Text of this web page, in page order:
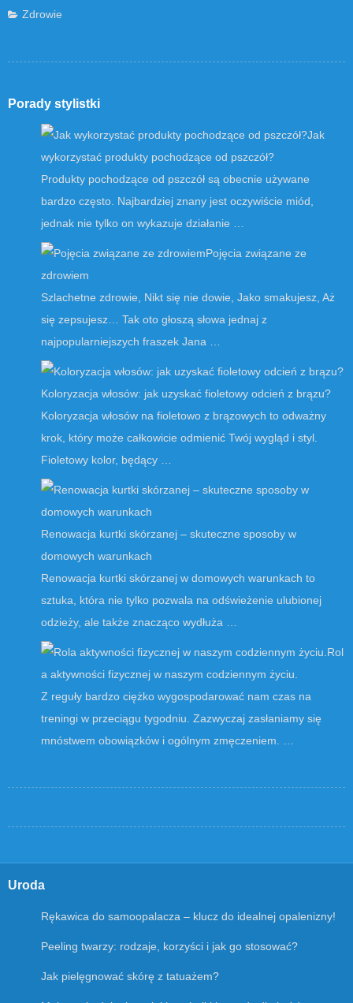
Zdrowie
Porady stylistki
Jak
wykorzystać produkty pochodzące od pszczół?
Produkty pochodzące od pszczół są obecnie używane
bardzo często. Najbardziej znany jest oczywiście miód,
jednak nie tylko on wykazuje działanie …
Pojęcia związane ze
zdrowiem
Szlachetne zdrowie, Nikt się nie dowie, Jako smakujesz, Aż
się zepsujesz… Tak oto głoszą słowa jednaj z
najpopularniejszych fraszek Jana …
Koloryzacja włosów: jak uzyskać fioletowy odcień z brązu?
Koloryzacja włosów na fioletowo z brązowych to odważny
krok, który może całkowicie odmienić Twój wygląd i styl.
Fioletowy kolor, będący …
Renowacja kurtki skórzanej – skuteczne sposoby w
domowych warunkach
Renowacja kurtki skórzanej w domowych warunkach to
sztuka, która nie tylko pozwala na odświeżenie ulubionej
odzieży, ale także znacząco wydłuża …
Rol
a aktywności fizycznej w naszym codziennym życiu.
Z reguły bardzo ciężko wygospodarować nam czas na
treningi w przeciągu tygodniu. Zazwyczaj zasłaniamy się
mnóstwem obowiązków i ogólnym zmęczeniem. …
Uroda
Rękawica do samoopalacza – klucz do idealnej opalenizny!
Peeling twarzy: rodzaje, korzyści i jak go stosować?
Jak pielęgnować skórę z tatuażem?